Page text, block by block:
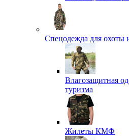
Спецодежда для охоты
Влагозащитная
туризма
Жилеты КМФ